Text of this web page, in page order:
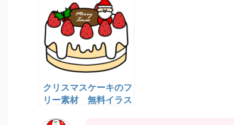
クリスマスケーキのフ
リー素材 無料イラス